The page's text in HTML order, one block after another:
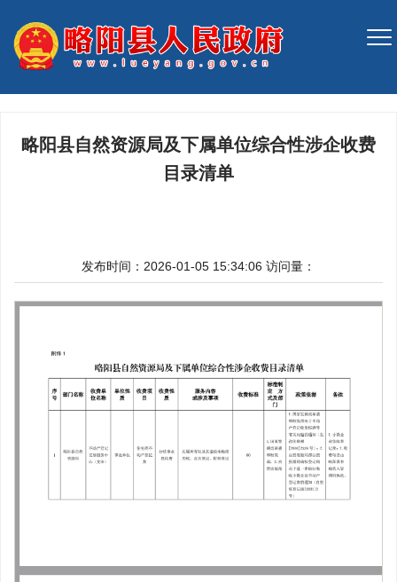
略阳县自然资源局及下属单位综合性涉企收费
目录清单
发布时间：2026-01-05 15:34:06 访问量：